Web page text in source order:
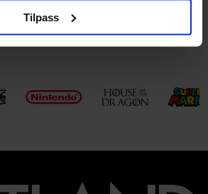
Tilpass
Utsolgt hos leverandør